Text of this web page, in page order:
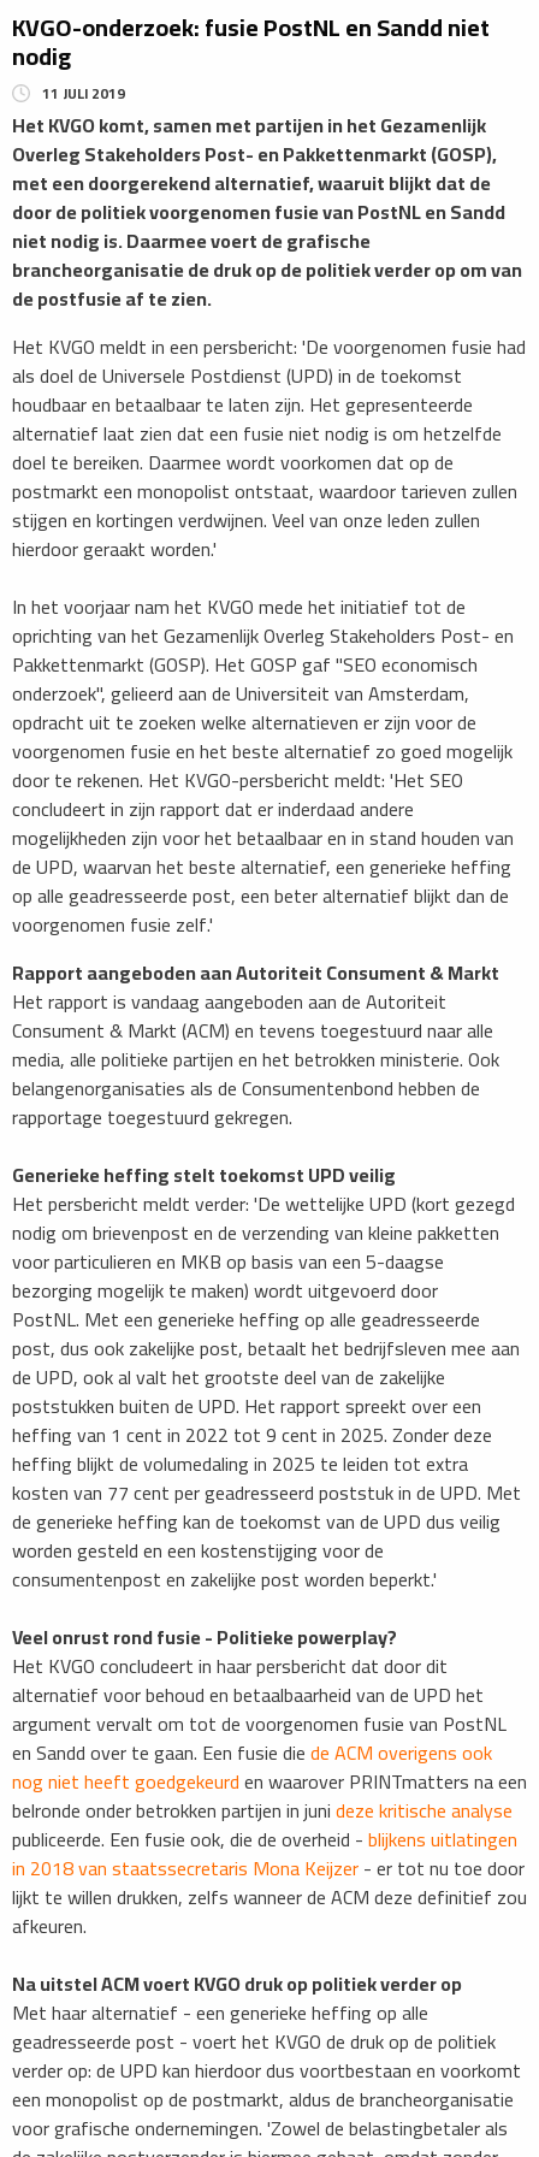
KVGO-onderzoek: fusie PostNL en Sandd niet
nodig
11 JULI 2019
Het KVGO komt, samen met partijen in het Gezamenlijk
Overleg Stakeholders Post- en Pakkettenmarkt (GOSP),
met een doorgerekend alternatief, waaruit blijkt dat de
door de politiek voorgenomen fusie van PostNL en Sandd
niet nodig is. Daarmee voert de grafische
brancheorganisatie de druk op de politiek verder op om van
de postfusie af te zien.
Het KVGO meldt in een persbericht: 'De voorgenomen fusie had
als doel de Universele Postdienst (UPD) in de toekomst
houdbaar en betaalbaar te laten zijn. Het gepresenteerde
alternatief laat zien dat een fusie niet nodig is om hetzelfde
doel te bereiken. Daarmee wordt voorkomen dat op de
postmarkt een monopolist ontstaat, waardoor tarieven zullen
stijgen en kortingen verdwijnen. Veel van onze leden zullen
hierdoor geraakt worden.'
In het voorjaar nam het KVGO mede het initiatief tot de
oprichting van het Gezamenlijk Overleg Stakeholders Post- en
Pakkettenmarkt (GOSP). Het GOSP gaf "SEO economisch
onderzoek", gelieerd aan de Universiteit van Amsterdam,
opdracht uit te zoeken welke alternatieven er zijn voor de
voorgenomen fusie en het beste alternatief zo goed mogelijk
door te rekenen. Het KVGO-persbericht meldt: 'Het SEO
concludeert in zijn rapport dat er inderdaad andere
mogelijkheden zijn voor het betaalbaar en in stand houden van
de UPD, waarvan het beste alternatief, een generieke heffing
op alle geadresseerde post, een beter alternatief blijkt dan de
voorgenomen fusie zelf.'
Rapport aangeboden aan Autoriteit Consument & Markt
Het rapport is vandaag aangeboden aan de Autoriteit
Consument & Markt (ACM) en tevens toegestuurd naar alle
media, alle politieke partijen en het betrokken ministerie. Ook
belangenorganisaties als de Consumentenbond hebben de
rapportage toegestuurd gekregen.
Generieke heffing stelt toekomst UPD veilig
Het persbericht meldt verder: 'De wettelijke UPD (kort gezegd
nodig om brievenpost en de verzending van kleine pakketten
voor particulieren en MKB op basis van een 5-daagse
bezorging mogelijk te maken) wordt uitgevoerd door
PostNL. Met een generieke heffing op alle geadresseerde
post, dus ook zakelijke post, betaalt het bedrijfsleven mee aan
de UPD, ook al valt het grootste deel van de zakelijke
poststukken buiten de UPD. Het rapport spreekt over een
heffing van 1 cent in 2022 tot 9 cent in 2025. Zonder deze
heffing blijkt de volumedaling in 2025 te leiden tot extra
kosten van 77 cent per geadresseerd poststuk in de UPD. Met
de generieke heffing kan de toekomst van de UPD dus veilig
worden gesteld en een kostenstijging voor de
consumentenpost en zakelijke post worden beperkt.'
Veel onrust rond fusie - Politieke powerplay?
Het KVGO concludeert in haar persbericht dat door dit
alternatief voor behoud en betaalbaarheid van de UPD het
argument vervalt om tot de voorgenomen fusie van PostNL
en Sandd over te gaan. Een fusie diede ACM overigens ook
nog niet heeft goedgekeurden waarover PRINTmatters na een
belronde onder betrokken partijen in junideze kritische analyse
publiceerde. Een fusie ook, die de overheid -blijkens uitlatingen
in 2018 van staatssecretaris Mona Keijzer- er tot nu toe door
lijkt te willen drukken, zelfs wanneer de ACM deze definitief zou
afkeuren.
Na uitstel ACM voert KVGO druk op politiek verder op
Met haar alternatief - een generieke heffing op alle
geadresseerde post - voert het KVGO de druk op de politiek
verder op: de UPD kan hierdoor dus voortbestaan en voorkomt
een monopolist op de postmarkt, aldus de brancheorganisatie
voor grafische ondernemingen. 'Zowel de belastingbetaler als